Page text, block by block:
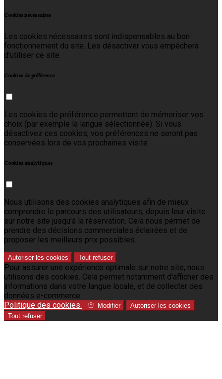
Cookies nécessaires
Les cookies nécessaires sont indispensables au bon
fonctionnement du site. Les désactiver vous empêchera
d’utiliser ce site.
Cookies de préférence
Les cookies de préférence permettent de mémoriser vos
choix (par exemple la langue sélectionnée). Si vous
désactivez ces cookies, vos préférences ne seront pas
conservées lors de vos prochaines visite
Cookies analytiques
Nous utilisons des cookies analytiques afin de mieux
comprendre le parcours des utilisateurs, depuis leur visite
sur notre site jusqu’à la réservation. Cela nous permet de
prendre des décisions commerciales éclairées et de
proposer les meilleurs prix possibles.
Autoriser les cookies Tout refuser
Pour assurer une expérience optimale sur notre site, nous
utilisons des cookies. Cela permet notamment d'afficher des
informations dans votre langue locale, et de collecter des
données e-commerce.
Politique des cookies
Modifier
Autoriser les cookies
Tout refuser